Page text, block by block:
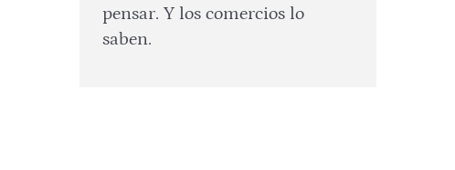
pensar. Y los comercios lo
saben.